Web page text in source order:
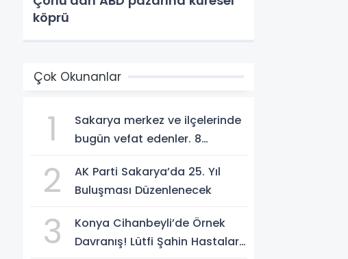
köprü
Çok Okunanlar
1
Sakarya merkez ve ilçelerinde
bugün vefat edenler. 8
2
AK Parti Sakarya’da 25. Yıl
Buluşması Düzenlenecek
3
Konya Cihanbeyli’de Örnek
Davranış! Lütfi Şahin Hastalara